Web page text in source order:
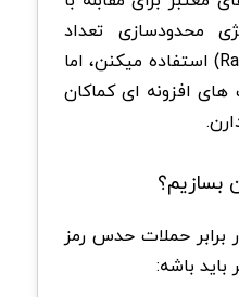
محدودسازی تعداد
دفعات ورود (Rate Limiting) استفاده میکنن، اما
افزونه ای کماکان
بسازیم؟
برابر حملات حدس رمز
باشه: